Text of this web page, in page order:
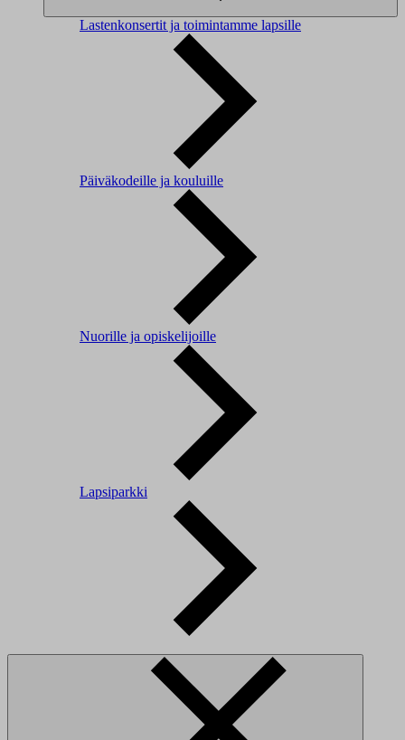
Lastenkonsertit ja toimintamme lapsille
Päiväkodeille ja kouluille
Nuorille ja opiskelijoille
Lapsiparkki